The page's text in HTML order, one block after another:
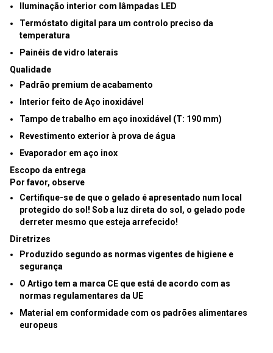
Iluminação interior com lâmpadas LED
Termóstato digital para um controlo preciso da
temperatura
Painéis de vidro laterais
Qualidade
Padrão premium de acabamento
Interior feito de Aço inoxidável
Tampo de trabalho em aço inoxidável (T: 190 mm)
Revestimento exterior à prova de água
Evaporador em aço inox
Escopo da entrega
Por favor, observe
Certifique-se de que o gelado é apresentado num local
protegido do sol! Sob a luz direta do sol, o gelado pode
derreter mesmo que esteja arrefecido!
Diretrizes
Produzido segundo as normas vigentes de higiene e
segurança
O Artigo tem a marca CE que está de acordo com as
normas regulamentares da UE
Material em conformidade com os padrões alimentares
europeus